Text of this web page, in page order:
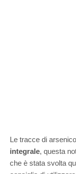
Le tracce di
integrale, questa
che è stata svolta